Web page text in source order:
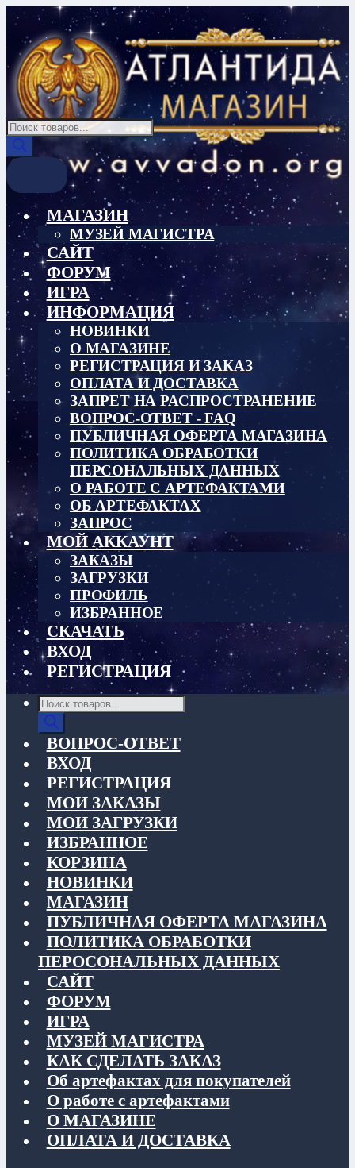
Перейти
навигации
Перейти
содержимому
Поиск
товаров
МАГАЗИН
МУЗЕЙ МАГИСТРА
САЙТ
ФОРУМ
ИГРА
ИНФОРМАЦИЯ
НОВИНКИ
О МАГАЗИНЕ
РЕГИСТРАЦИЯ И ЗАКАЗ
ОПЛАТА И ДОСТАВКА
ЗАПРЕТ НА РАСПРОСТРАНЕНИЕ
ВОПРОС-ОТВЕТ - FAQ
ПУБЛИЧНАЯ ОФЕРТА МАГАЗИНА
ПОЛИТИКА ОБРАБОТКИ
ПЕРСОНАЛЬНЫХ ДАННЫХ
О РАБОТЕ С АРТЕФАКТАМИ
ОБ АРТЕФАКТАХ
ЗАПРОС
МОЙ АККАУНТ
ЗАКАЗЫ
ЗАГРУЗКИ
ПРОФИЛЬ
ИЗБРАННОЕ
СКАЧАТЬ
ВХОД
РЕГИСТРАЦИЯ
Поиск
товаров
ВОПРОС-ОТВЕТ
ВХОД
РЕГИСТРАЦИЯ
МОИ ЗАКАЗЫ
МОИ ЗАГРУЗКИ
ИЗБРАННОЕ
КОРЗИНА
НОВИНКИ
МАГАЗИН
ПУБЛИЧНАЯ ОФЕРТА МАГАЗИНА
ПОЛИТИКА ОБРАБОТКИ
ПЕРОСОНАЛЬНЫХ ДАННЫХ
САЙТ
ФОРУМ
ИГРА
МУЗЕЙ МАГИСТРА
КАК СДЕЛАТЬ ЗАКАЗ
Об артефактах для покупателей
О работе с артефактами
О МАГАЗИНЕ
ОПЛАТА И ДОСТАВКА